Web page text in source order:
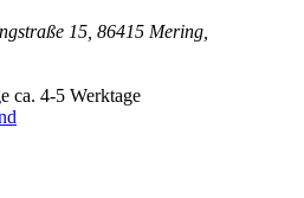
15, 86415 Mering,
ca. 4-5 Werktage